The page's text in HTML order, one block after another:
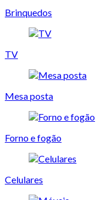
Brinquedos
TV
Mesa posta
Forno e fogão
Celulares